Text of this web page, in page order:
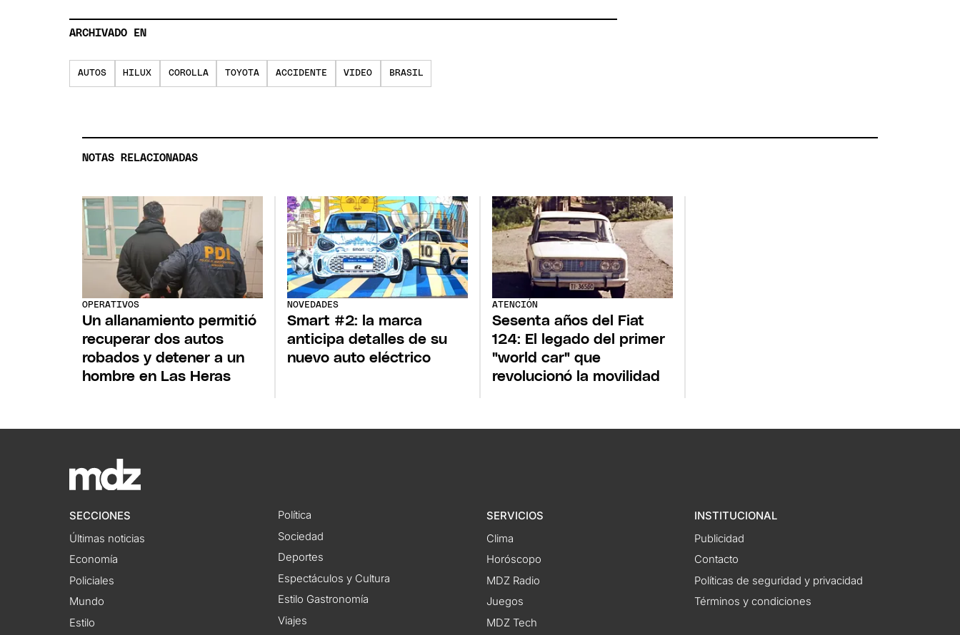
ARCHIVADO EN
AUTOS HILUX COROLLA TOYOTA ACCIDENTE VIDEO BRASIL
NOTAS RELACIONADAS
OPERATIVOS
Un allanamiento permitió
recuperar dos autos
robados y detener a un
hombre en Las Heras
NOVEDADES
Smart #2: la marca
anticipa detalles de su
nuevo auto eléctrico
ATENCIÓN
Sesenta años del Fiat
124: El legado del primer
"world car" que
revolucionó la movilidad
SECCIONES
Últimas noticias
Economía
Policiales
Mundo
Estilo
Política
Sociedad
Deportes
Espectáculos y Cultura
Estilo Gastronomía
Viajes
SERVICIOS
Clima
Horóscopo
MDZ Radio
Juegos
MDZ Tech
INSTITUCIONAL
Publicidad
Contacto
Políticas de seguridad y privacidad
Términos y condiciones